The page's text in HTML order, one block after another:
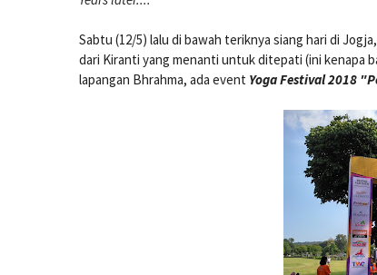
Sabtu (12/5) lalu di bawah teriknya siang hari di
dari Kiranti yang menanti untuk ditepati (ini kenapa
lapangan Bhrahma, ada event Yoga Festival 2018